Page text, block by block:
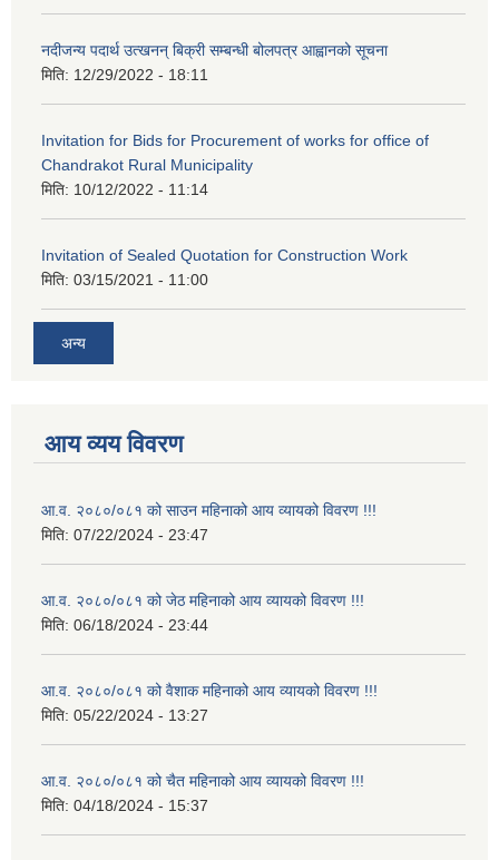
नदीजन्य पदार्थ उत्खनन् बिक्री सम्बन्धी बोलपत्र आह्वानको सूचना
मिति: 12/29/2022 - 18:11
Invitation for Bids for Procurement of works for office of
Chandrakot Rural Municipality
मिति: 10/12/2022 - 11:14
Invitation of Sealed Quotation for Construction Work
मिति: 03/15/2021 - 11:00
अन्य
आय व्यय विवरण
आ.व. २०८०/०८१ को साउन महिनाको आय व्यायको विवरण !!!
मिति: 07/22/2024 - 23:47
आ.व. २०८०/०८१ को जेठ महिनाको आय व्यायको विवरण !!!
मिति: 06/18/2024 - 23:44
आ.व. २०८०/०८१ को वैशाक महिनाको आय व्यायको विवरण !!!
मिति: 05/22/2024 - 13:27
आ.व. २०८०/०८१ को चैत महिनाको आय व्यायको विवरण !!!
मिति: 04/18/2024 - 15:37